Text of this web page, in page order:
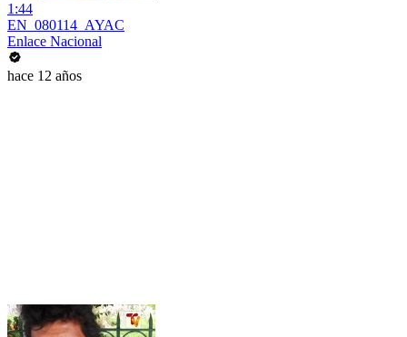
1:44
EN_080114_AYAC
Enlace Nacional
hace 12 años